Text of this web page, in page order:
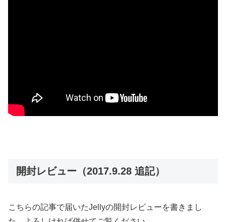
開封レビュー（2017.9.28 追記）
こちらの記事で届いたJellyの開封レビューを書きまし